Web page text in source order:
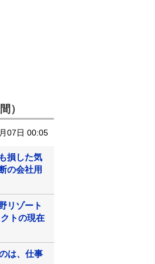
）
07日 00:05
損した気
の会社用
リゾート
トの現在
は、仕事